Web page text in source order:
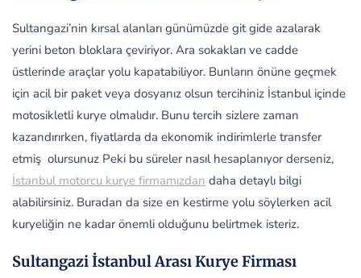
Sultangazi’nin kırsal alanları günümüzde git gide azalarak
yerini beton bloklara çeviriyor. Ara sokakları ve cadde
üstlerinde araçlar yolu kapatabiliyor. Bunların önüne geçmek
için acil bir paket veya dosyanız olsun tercihiniz İstanbul içinde
motosikletli kurye olmalıdır. Bunu tercih sizlere zaman
kazandırırken, fiyatlarda da ekonomik indirimlerle transfer
etmiş olursunuz Peki bu süreler nasıl hesaplanıyor derseniz,
İstanbul motorcu kurye firmamızdan daha detaylı bilgi
alabilirsiniz. Buradan da size en kestirme yolu söylerken acil
kuryeliğin ne kadar önemli olduğunu belirtmek isteriz.
Sultangazi İstanbul Arası Kurye Firması